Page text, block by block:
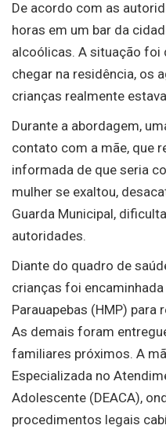
De acordo com as
horas em um bar da
alcoólicas. A situação foi
chegar na residência, os
crianças realmente
Durante a abordagem,
contato com a mãe, que
informada de que seria
mulher se exaltou,
Guarda Municipal,
autoridades.
Diante do quadro de
crianças foi
Parauapebas (HMP)
As demais foram
familiares próximos. A
Especializada no
Adolescente (DEACA),
procedimentos legais